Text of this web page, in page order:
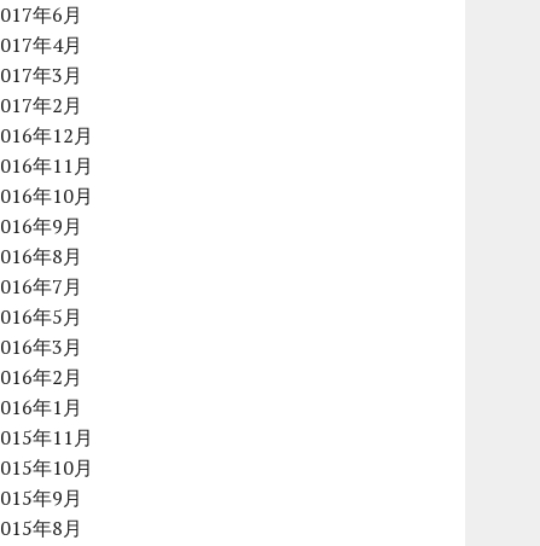
年6月
年4月
年3月
年2月
年12月
年11月
年10月
年9月
年8月
年7月
年5月
年3月
年2月
年1月
年11月
年10月
年9月
年8月